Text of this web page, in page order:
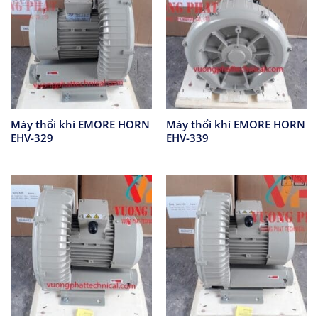
Máy thổi khí EMORE HORN
EHV-329
Máy thổi khí EMORE HORN
EHV-339